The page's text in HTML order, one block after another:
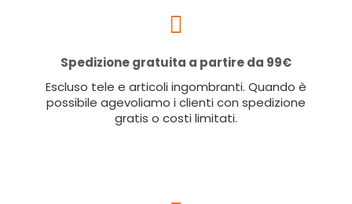
Spedizione gratuita a partire da 99€
Escluso tele e articoli ingombranti. Quando è
possibile agevoliamo i clienti con spedizione
gratis o costi limitati.